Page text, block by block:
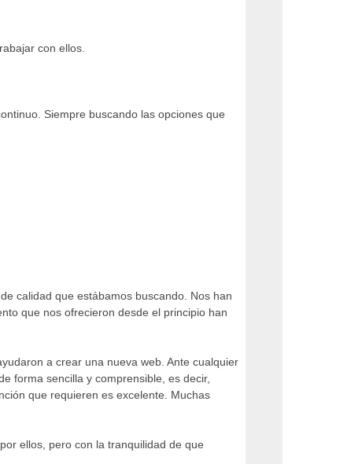
con ellos.
Siempre buscando las opciones que
calidad que estábamos buscando. Nos han
que nos ofrecieron desde el principio han
a crear una nueva web. Ante cualquier
forma sencilla y comprensible, es decir,
que requieren es excelente. Muchas
ellos, pero con la tranquilidad de que